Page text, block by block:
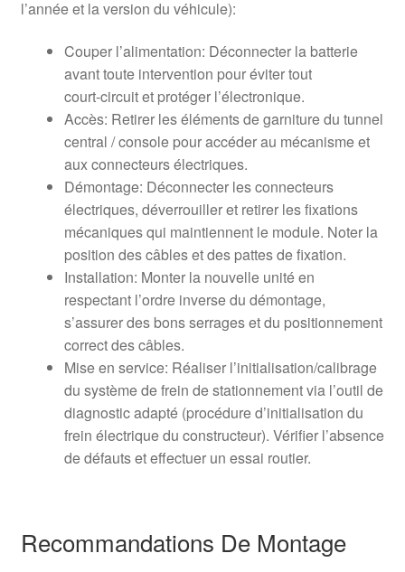
l’année et la version du véhicule):
Couper l’alimentation: Déconnecter la batterie
avant toute intervention pour éviter tout
court‑circuit et protéger l’électronique.
Accès: Retirer les éléments de garniture du tunnel
central / console pour accéder au mécanisme et
aux connecteurs électriques.
Démontage: Déconnecter les connecteurs
électriques, déverrouiller et retirer les fixations
mécaniques qui maintiennent le module. Noter la
position des câbles et des pattes de fixation.
Installation: Monter la nouvelle unité en
respectant l’ordre inverse du démontage,
s’assurer des bons serrages et du positionnement
correct des câbles.
Mise en service: Réaliser l’initialisation/calibrage
du système de frein de stationnement via l’outil de
diagnostic adapté (procédure d’initialisation du
frein électrique du constructeur). Vérifier l’absence
de défauts et effectuer un essai routier.
Recommandations De Montage